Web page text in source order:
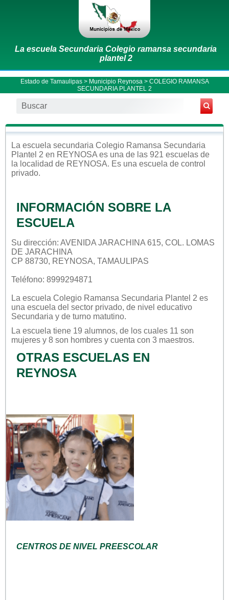
La escuela Secundaria Colegio ramansa secundaria
plantel 2
Estado de Tamaulipas> Municipio Reynosa > COLEGIO RAMANSA
SECUNDARIA PLANTEL 2
La escuela secundaria Colegio Ramansa Secundaria
Plantel 2 en REYNOSA es una de las 921 escuelas de
la localidad de REYNOSA. Es una escuela de control
privado.
INFORMACIÓN SOBRE LA
ESCUELA
Su dirección: AVENIDA JARACHINA 615, COL. LOMAS
DE JARACHINA
CP 88730, REYNOSA, TAMAULIPAS
Teléfono: 8999294871
La escuela Colegio Ramansa Secundaria Plantel 2 es
una escuela del sector privado, de nivel educativo
Secundaria y de turno matutino.
La escuela tiene 19 alumnos, de los cuales 11 son
mujeres y 8 son hombres y cuenta con 3 maestros.
OTRAS ESCUELAS EN
REYNOSA
CENTROS DE NIVEL PREESCOLAR